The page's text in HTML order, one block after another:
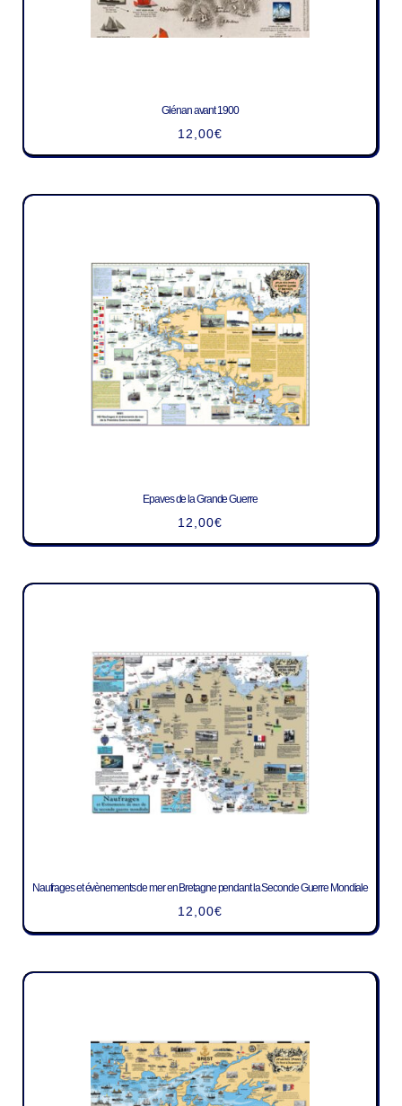
Glénan avant 1900
12,00€
Epaves de la Grande Guerre
12,00€
Naufrages et évènements de mer en Bretagne pendant la Seconde Guerre Mondiale
12,00€